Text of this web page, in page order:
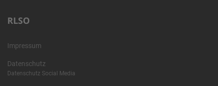
RLSO
Impressum
Datenschutz
Datenschutz Social Media